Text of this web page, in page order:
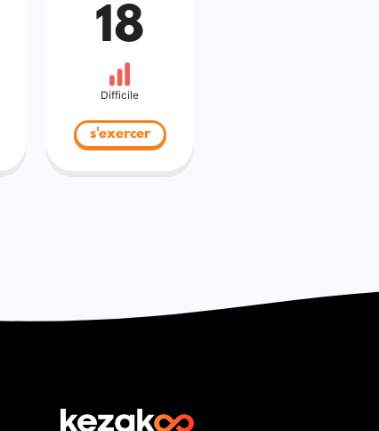
18
Difficile
s'exercer